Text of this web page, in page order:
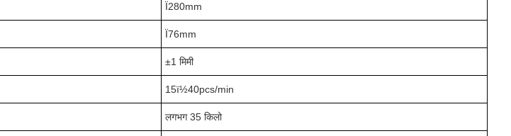
Ï280mm
Ï76mm
±1 मिमी
15ï½40pcs/min
लगभग 35 किलो